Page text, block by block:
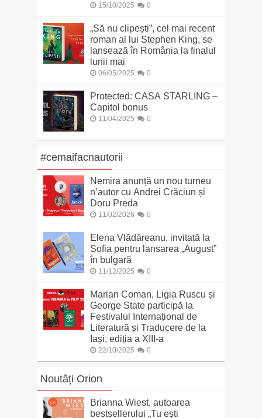
15/10/2025 0
„Să nu clipești”, cel mai recent
roman al lui Stephen King, se
lansează în România la finalul
lunii mai
06/05/2025 0
Protected: CASA STARLING –
Capitol bonus
11/04/2025 0
#cemaifacnautorii
Nemira anunță un nou turneu
n’autor cu Andrei Crăciun și
Doru Preda
11/02/2026 0
Elena Vlădăreanu, invitată la
Sofia pentru lansarea „August”
în bulgară
11/12/2025 0
Marian Coman, Ligia Ruscu și
George State participă la
Festivalul Internațional de
Literatură și Traducere de la
Iași, ediția a XIII-a
22/10/2025 0
Noutăți Orion
Brianna Wiest, autoarea
bestsellerului „Tu ești